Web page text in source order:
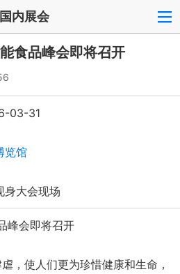
国内展会
食品峰会即将召开
03-31
览馆
身大会现场
峰会即将召开
，使人们更为珍惜健康和生命，